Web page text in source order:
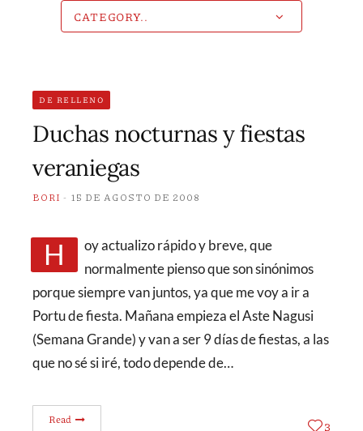
DE RELLENO
Duchas nocturnas y fiestas
veraniegas
BORI 15 DE AGOSTO DE 2008
Hoy actualizo rápido y breve, que
normalmente pienso que son sinónimos
porque siempre van juntos, ya que me voy a ir a
Portu de fiesta. Mañana empieza el Aste Nagusi
(Semana Grande) y van a ser 9 días de fiestas, a las
que no sé si iré, todo depende de…
Read 3